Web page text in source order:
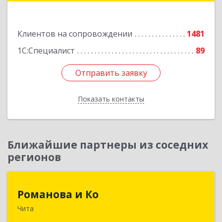
Клиентов на сопровождении
1481
1С:Специалист
89
Отправить заявку
Показать контакты
Отправить заявку
Назад
Ближайшие партнеры из соседних
регионов
Романова и Ко
Чита672000, Забайкальский край, Чита г, Анохина